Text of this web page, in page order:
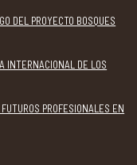
DEL PROYECTO BOSQUES
INTERNACIONAL DE LOS
PROFESIONALES EN